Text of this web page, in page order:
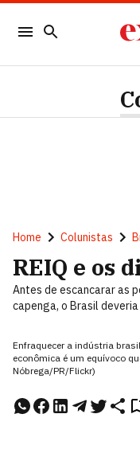
Home Colunistas
REIQ e os
Antes de escancarar as
capenga, o Brasil
Enfraquecer a indústria
econômica é um equívoco
Nóbrega/PR/Flickr)